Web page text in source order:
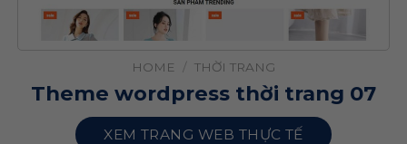
HOME / THỜI TRANG
Theme wordpress thời trang 07
XEM TRANG WEB THỰC TẾ